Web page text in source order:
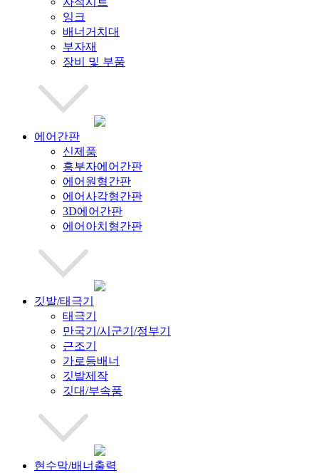
잉크
배너거치대
부자재
장비 및 부품
에어간판
신제품
흥부자에어간판
에어원형간판
에어사각형간판
3D에어간판
에어아치형간판
깃발/태극기
태극기
만국기/시군기/정부기
근조기
가로등배너
깃발제작
깃대/부속품
현수막/배너출력